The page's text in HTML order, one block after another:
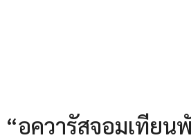
“อควารัสจอมเทียน